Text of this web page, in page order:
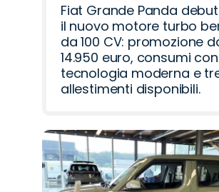
Fiat Grande Panda
il nuovo motore turbo
da 100 CV: promozione
14.950 euro, consumi
tecnologia moderna e
allestimenti disponibili.